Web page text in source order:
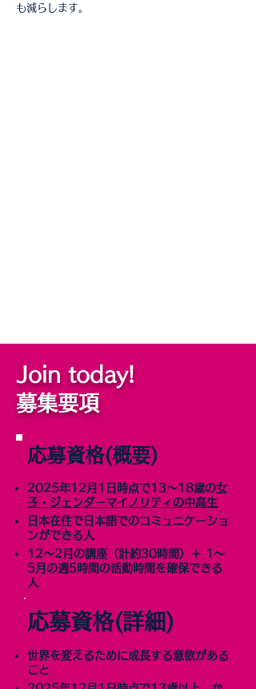
も減らします。
Join today!
​募集要項
​応募資格(概要)
2025年12月1日時点で13〜18歳の女
子・ジェンダーマイノリティの中高生
日本在住で日本語でのコミュニケーショ
ンができる人
12〜2月の講座（計約30時間）＋ 1〜
5月の週5時間の活動時間を確保できる
人
​応募資格(詳細)
世界を変えるために成長する意欲がある
こと